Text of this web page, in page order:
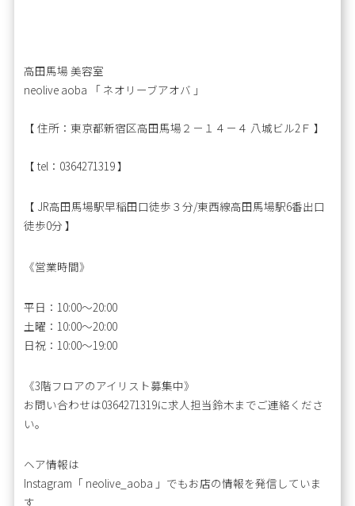
高田馬場 美容室
neolive aoba 「 ネオリーブアオバ 」
【 住所：東京都新宿区高田馬場２－１４－４ 八城ビル2Ｆ 】
【 tel：0364271319 】
【 JR高田馬場駅早稲田口徒歩３分/東西線高田馬場駅6番出口
徒歩0分 】
《営業時間》
平日：10:00〜20:00
土曜：10:00～20:00
日祝：10:00～19:00
《3階フロアのアイリスト募集中》
お問い合わせは0364271319に求人担当鈴木までご連絡くださ
い。
ヘア情報は
Instagram「 neolive_aoba 」でもお店の情報を発信していま
す